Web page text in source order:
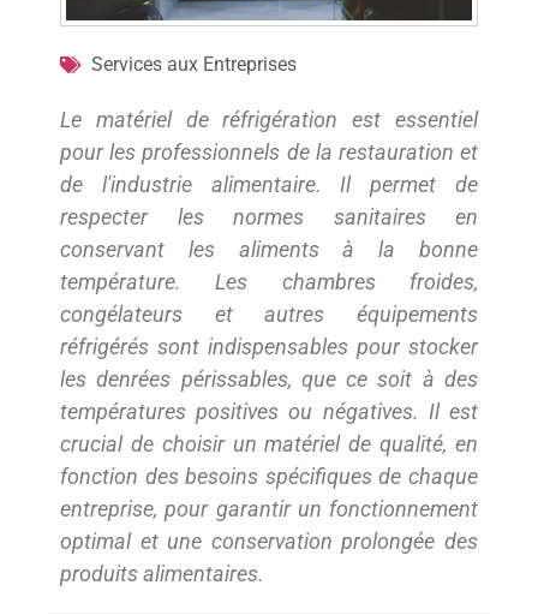
Services aux Entreprises
Le matériel de réfrigération est essentiel
pour les professionnels de la restauration et
de l'industrie alimentaire. Il permet de
respecter les normes sanitaires en
conservant les aliments à la bonne
température. Les chambres froides,
congélateurs et autres équipements
réfrigérés sont indispensables pour stocker
les denrées périssables, que ce soit à des
températures positives ou négatives. Il est
crucial de choisir un matériel de qualité, en
fonction des besoins spécifiques de chaque
entreprise, pour garantir un fonctionnement
optimal et une conservation prolongée des
produits alimentaires.